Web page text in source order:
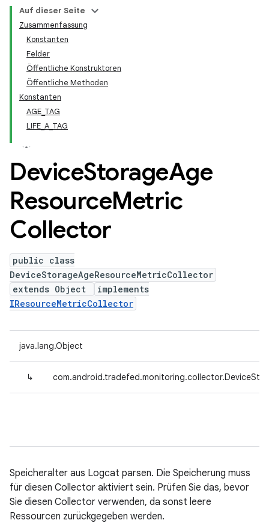
Auf dieser Seite
Zusammenfassung
Konstanten
Felder
Öffentliche Konstruktoren
Öffentliche Methoden
Konstanten
AGE_TAG
LIFE_A_TAG
DeviceStorageAge
ResourceMetric
Collector
public class
DeviceStorageAgeResourceMetricCollector
extends Object
implements
IResourceMetricCollector
java.lang.Object
↳
Speicheralter aus Logcat parsen. Die Speicherung muss
für diesen Collector aktiviert sein. Prüfen Sie das, bevor
Sie diesen Collector verwenden, da sonst leere
Ressourcen zurückgegeben werden.